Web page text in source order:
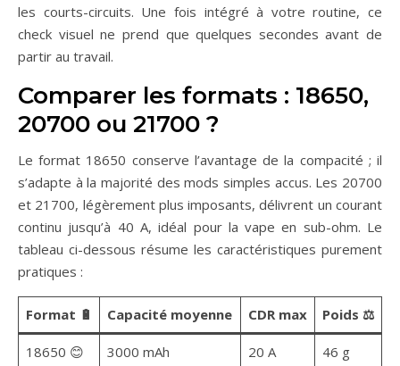
les courts-circuits. Une fois intégré à votre routine, ce
check visuel ne prend que quelques secondes avant de
partir au travail.
Comparer les formats : 18650,
20700 ou 21700 ?
Le format 18650 conserve l’avantage de la compacité ; il
s’adapte à la majorité des mods simples accus. Les 20700
et 21700, légèrement plus imposants, délivrent un courant
continu jusqu’à 40 A, idéal pour la vape en sub-ohm. Le
tableau ci-dessous résume les caractéristiques purement
pratiques :
Format 🔋 Capacité moyenne CDR max Poids ⚖️
18650 😊 3000 mAh 20 A 46 g